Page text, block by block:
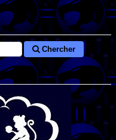
Chercher